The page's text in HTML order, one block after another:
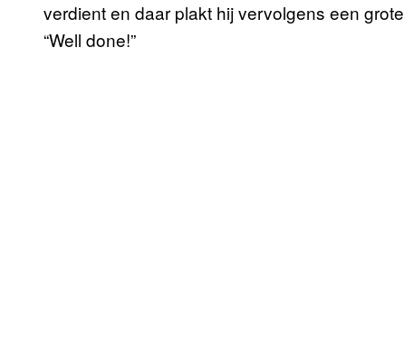
verdient en daar plakt hij vervolgens een
“Well done!”